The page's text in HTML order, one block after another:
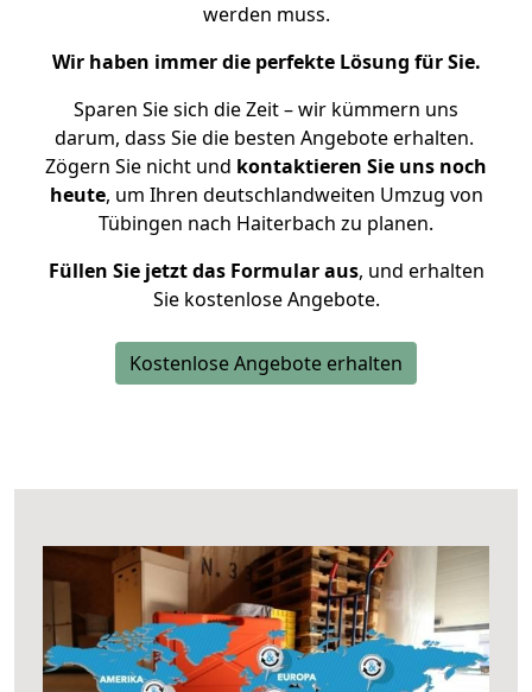
werden muss.
Wir haben immer die perfekte Lösung für Sie.
Sparen Sie sich die Zeit – wir kümmern uns
darum, dass Sie die besten Angebote erhalten.
Zögern Sie nicht und kontaktieren Sie uns noch
heute, um Ihren deutschlandweiten Umzug von
Tübingen nach Haiterbach zu planen.
Füllen Sie jetzt das Formular aus, und erhalten
Sie kostenlose Angebote.
Kostenlose Angebote erhalten